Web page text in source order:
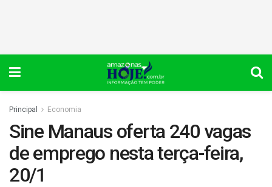
Principal Economia
Sine Manaus oferta 240 vagas
de emprego nesta terça-feira,
20/1